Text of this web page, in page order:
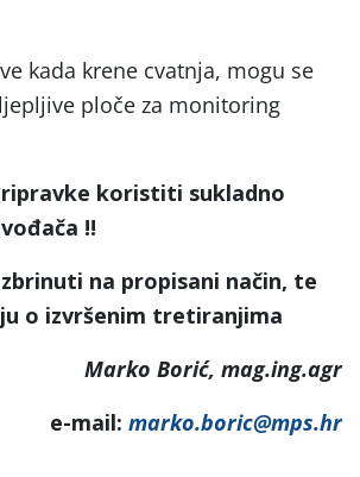
kada krene cvatnja, mogu se
ploče za monitoring
koristiti sukladno
!!
zbrinuti na propisani način, te
o izvršenim tretiranjima
Marko Borić, mag.ing.agr
e-mail: marko.boric@mps.hr